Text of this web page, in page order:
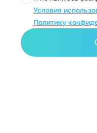
Условия
Политику